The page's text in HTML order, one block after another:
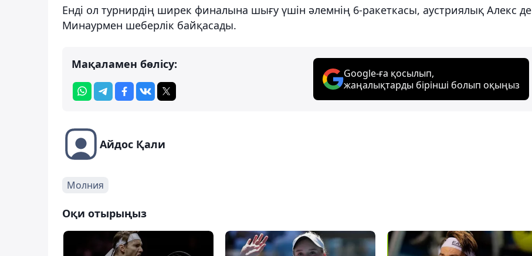
Енді ол турнирдің ширек финалына шығу үшін әлемнің 6-ракеткасы, аустриялық Алекс де
Минаурмен шеберлік байқасады.
Мақаламен бөлісу:
Google-ға қосылып,
жаңалықтарды бірінші болып оқыңыз
Айдос Қали
Молния
Оқи отырыңыз